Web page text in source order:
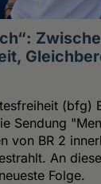
(bfg)
Sendung
von BR 2
An
Folge.